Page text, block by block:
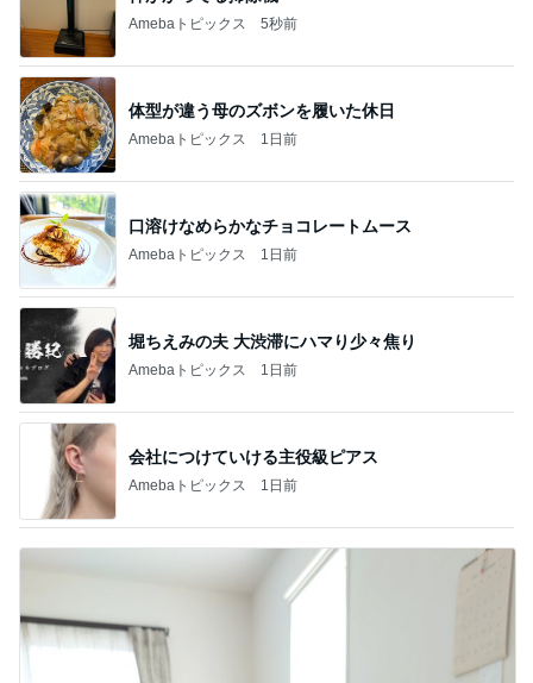
Amebaトピックス 5秒前
体型が違う母のズボンを履いた休日
Amebaトピックス 1日前
口溶けなめらかなチョコレートムース
Amebaトピックス 1日前
堀ちえみの夫 大渋滞にハマり少々焦り
Amebaトピックス 1日前
会社につけていける主役級ピアス
Amebaトピックス 1日前